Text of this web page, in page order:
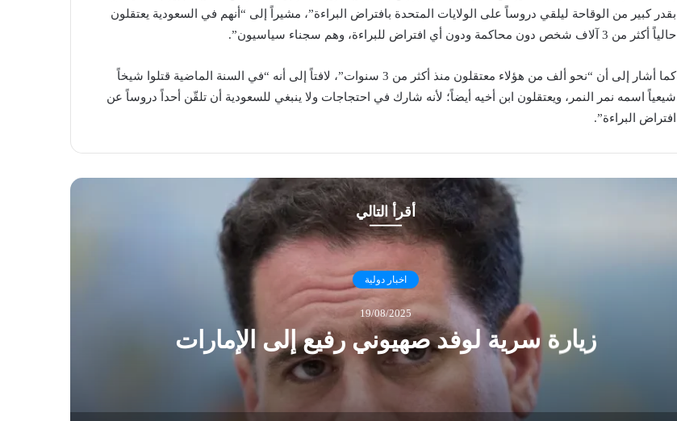
بقدر كبير من الوقاحة ليلقي دروساً على ​الولايات المتحدة​ بافتراض البراءة”، مشيراً إلى “أنهم في السعودية يعتقلون
حالياً أكثر من 3 آلاف شخص دون محاكمة ودون أي افتراض للبراءة، وهم سجناء سياسيون”.
كما أشار إلى أن “نحو ألف من هؤلاء معتقلون منذ أكثر من 3 سنوات”، لافتاً إلى أنه “في السنة الماضية قتلوا شيخاً
شيعياً اسمه ​نمر النمر​، ويعتقلون ابن أخيه أيضاً؛ لأنه شارك في احتجاجات ولا ينبغي للسعودية أن تلقّن أحداً دروساً عن
افتراض البراءة”.
أقرأ التالي
اخبار دولية
19/08/2025
زيارة سرية لوفد صهيوني رفيع إلى الإمارات